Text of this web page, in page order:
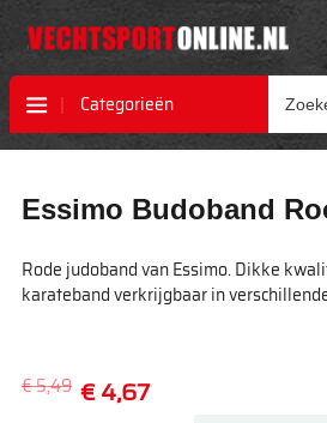
Categorieën
naar
van
de
naar
van
de
Essimo Budoband
Rode judoband van Essimo. Dikke
karateband verkrijgbaar in
€ 4,67
€ 5,49